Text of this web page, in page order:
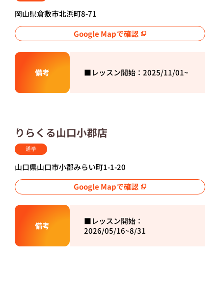
岡山県倉敷市北浜町8-71
Google Mapで確認
備考 ■レッスン開始：2025/11/01~
りらくる山口小郡店
通学
山口県山口市小郡みらい町1-1-20
Google Mapで確認
備考
■レッスン開始：
2026/05/16~8/31